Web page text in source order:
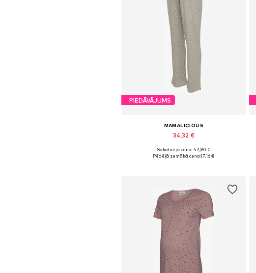
PIEDĀVĀJUMS
MAMALICIOUS
34,32 €
Pieejamie izmēri: 36, 38
Sākotnējā cena: 42,90 €
Pēdējā zemākā cena:17,16 €